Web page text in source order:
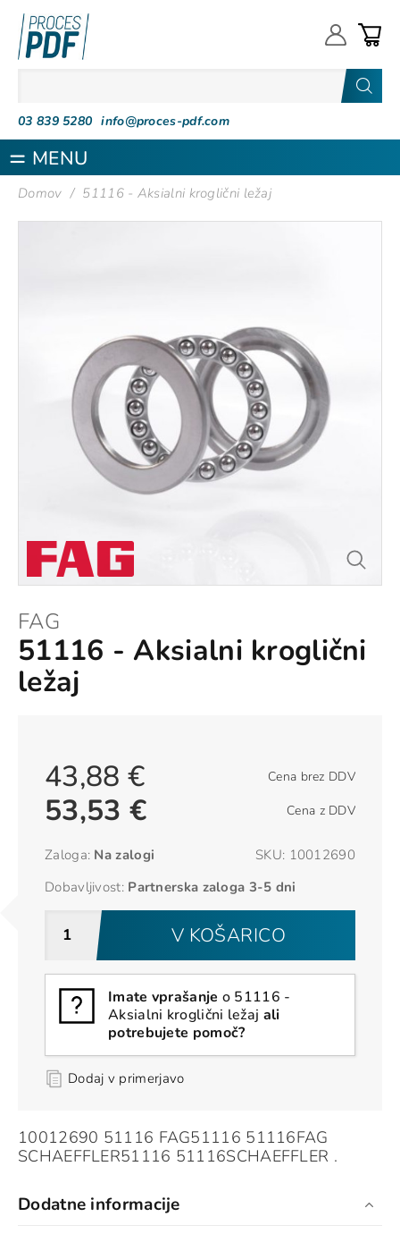
03 839 5280 info@proces-pdf.com
MENU
Domov / 51116 - Aksialni kroglični ležaj
FAG
51116 - Aksialni kroglični
ležaj
Cena brez DDV
43,88 €
Cena z DDV
53,53 €
SKU: 10012690
Zaloga: Na zalogi
Dobavljivost: Partnerska zaloga 3-5 dni
V KOŠARICO
Imate vprašanje o 51116 -
Aksialni kroglični ležaj ali
potrebujete pomoč?
Dodaj v primerjavo
10012690 51116 FAG51116 51116FAG
SCHAEFFLER51116 51116SCHAEFFLER .
Dodatne informacije